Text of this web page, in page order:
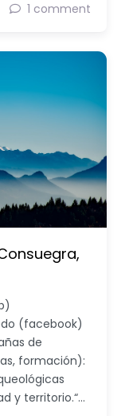
1 comment
(facebook)
de
formación):
y territorio.“…